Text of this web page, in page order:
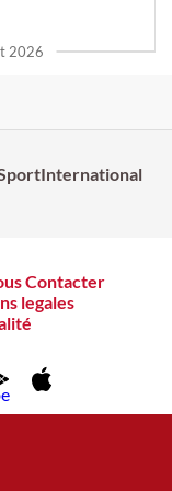
2026
International
Contacter
legales